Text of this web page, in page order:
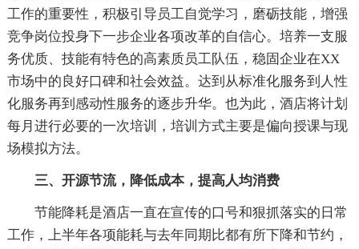
工作的重要性，积极引导员工自觉学习，磨砺技能，增强
竞争岗位投身下一步企业各项改革的自信心。培养一支服
务优质、技能有特色的高素质员工队伍，稳固企业在XX
市场中的良好口碑和社会效益。达到从标准化服务到人性
化服务再到感动性服务的逐步升华。也为此，酒店将计划
每月进行必要的一次培训，培训方式主要是偏向授课与现
场模拟方法。
三、开源节流，降低成本，提高人均消费
节能降耗是酒店一直在宣传的口号和狠抓落实的日常
工作，上半年各项能耗与去年同期比都有所下降和节约，